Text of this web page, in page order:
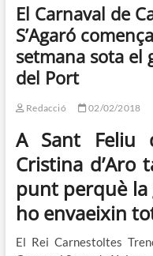
El Carnaval de
S’Agaró
setmana sota el
del Port
Redacció 02/02/2018
A Sant Feliu
Cristina
punt perquè la
ho envaeixin
El Rei Carnestoltes